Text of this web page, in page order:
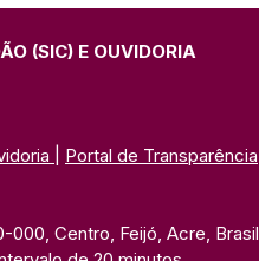
(SIC) E OUVIDORIA
Portal de Transparência
000, Centro, Feijó, Acre, Brasil